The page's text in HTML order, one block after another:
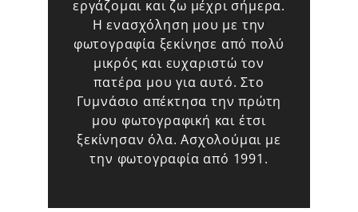
εργάζομαι και ζω μέχρι σήμερα.
Η ενασχόληση μου με την
φωτογραφία ξεκίνησε από πολύ
μικρός και ευχαριστώ τον
πατέρα μου για αυτό. Στο
Γυμνάσιο απέκτησα την πρώτη
μου φωτογραφική και έτσι
ξεκίνησαν όλα. Ασχολούμαι με
την φωτογραφία από 1991.